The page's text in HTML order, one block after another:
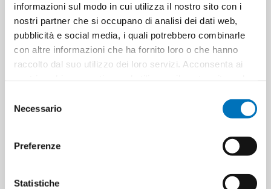
informazioni sul modo in cui utilizza il nostro sito con i
nostri partner che si occupano di analisi dei dati web,
pubblicità e social media, i quali potrebbero combinarle
con altre informazioni che ha fornito loro o che hanno
raccolto dal suo utilizzo dei loro servizi. Acconsenta ai
delNecessario
Preferenze
Statistiche
TECNICAL DATA SHEET (ITALIAN)